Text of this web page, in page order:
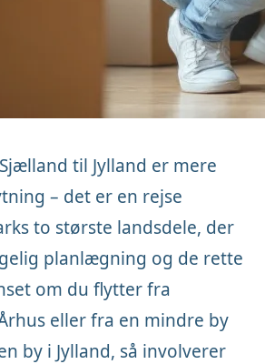
til Jylland er mere
– det er en rejse
to største landsdele, der
planlægning og de rette
om du flytter fra
eller fra en mindre by
by i Jylland, så involverer